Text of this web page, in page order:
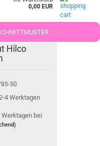
0,00 EUR
Hilco
50
Werktagen bei